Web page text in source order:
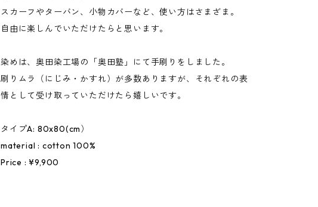
スカーフやターバン、小物カバーなど、使い方はさまざま。
自由に楽しんでいただけたらと思います。
染めは、奥田染工場の「奥田塾」にて手刷りをしました。
刷りムラ（にじみ・かすれ）が多数ありますが、それぞれの表
情として受け取っていただけたら嬉しいです。
タイプA: 80x80(cm）
material : cotton 100%
Price : ¥9,900